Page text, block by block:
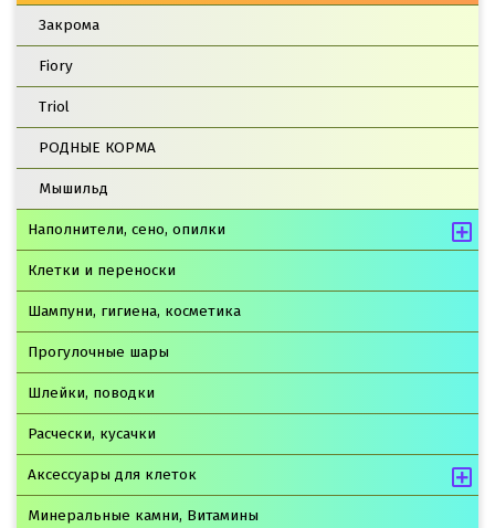
Закрома
Fiory
Triol
РОДНЫЕ КОРМА
Мышильд
Наполнители, сено, опилки
Клетки и переноски
Шампуни, гигиена, косметика
Прогулочные шары
Шлейки, поводки
Расчески, кусачки
Аксессуары для клеток
Минеральные камни, Витамины